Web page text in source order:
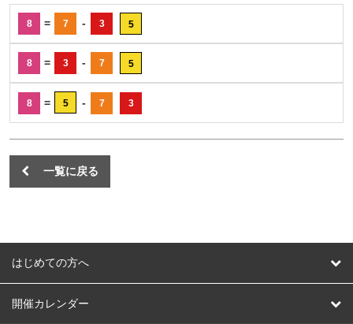
8 = 7 - 3 5
8 = 3 - 7 5
8 = 5 - 7 3
一覧に戻る
はじめての方へ
はじめての方へ
開催カレンダー